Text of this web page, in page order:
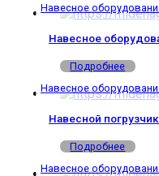
Навесное
Навесное
Подробнее
Навесное
Навесной
Подробнее
Навесное